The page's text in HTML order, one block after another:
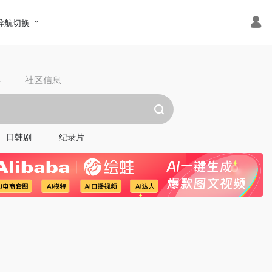
航切换
社区信息
日韩剧 纪录片